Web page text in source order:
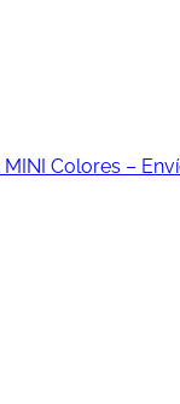
Colores –